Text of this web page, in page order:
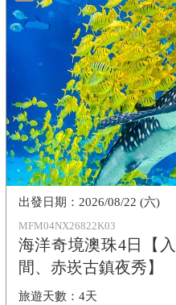
MFM04NX26822K03
海洋奇境澳珠4日【
間、赤崁古鎮夜秀】
4天
2026/08/22 (六)